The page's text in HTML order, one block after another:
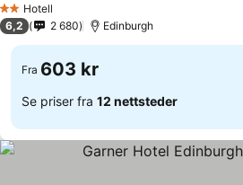
2 Stjerner
Hotell
6,2 2 680 Edinburgh
Fra 603 kr
Se priser fra 12 nettsteder